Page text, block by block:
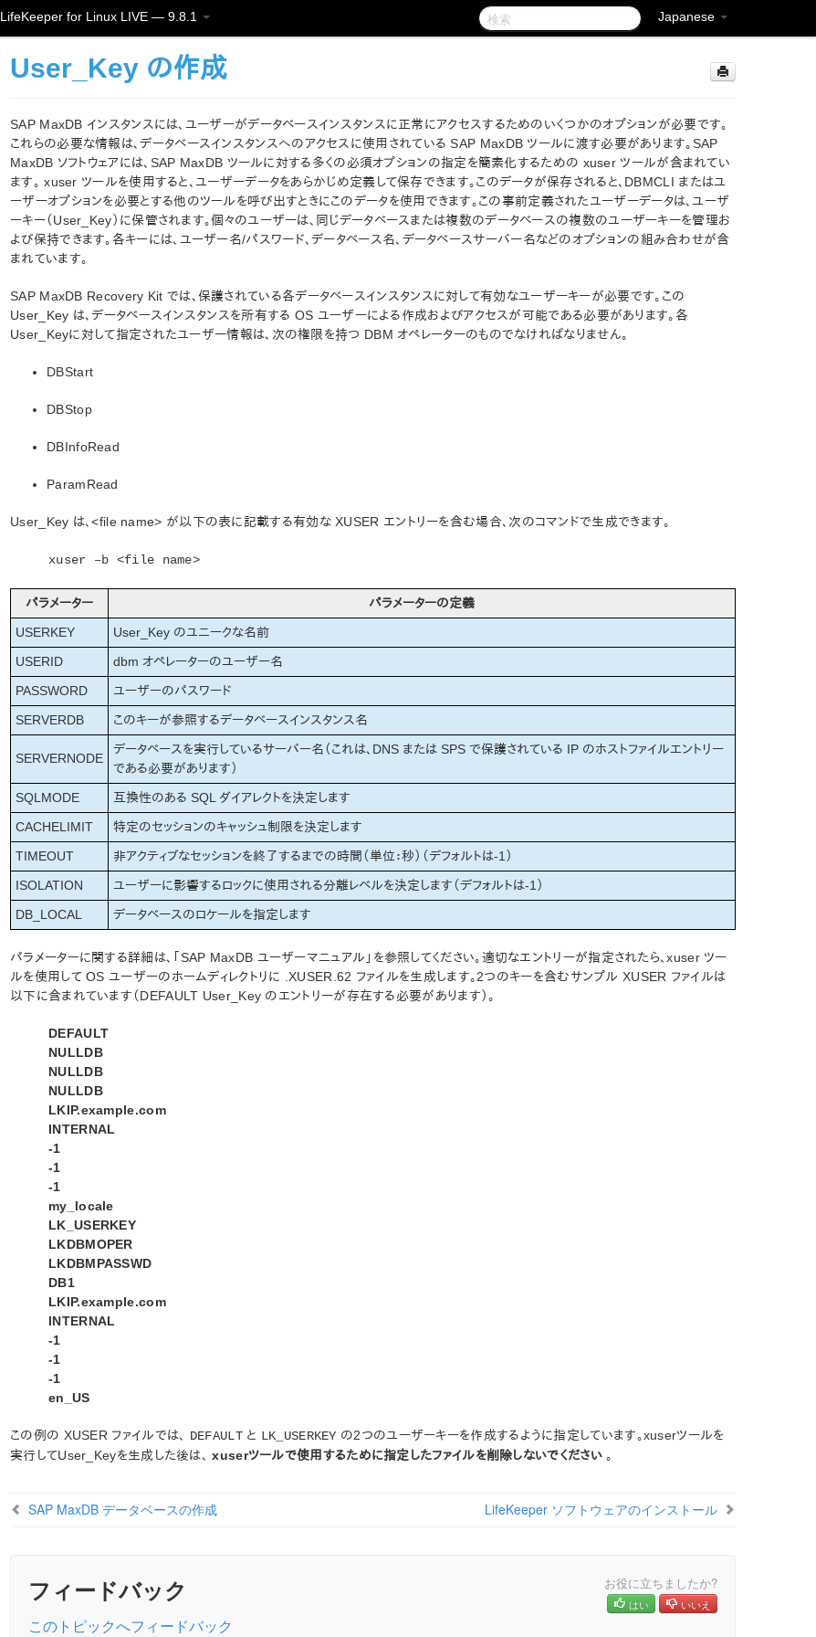
Japanese
LifeKeeper for Linux LIVE — 9.8.1
User_Key の作成
SAP MaxDB インスタンスには、ユーザーがデータベースインスタンスに正常にアクセスするためのいくつかのオプションが必要です。
これらの必要な情報は、データベースインスタンスへのアクセスに使用されている SAP MaxDB ツールに渡す必要があります。SAP
MaxDB ソフトウェアには、SAP MaxDB ツールに対する多くの必須オプションの指定を簡素化するための xuser ツールが含まれてい
ます。 xuser ツールを使用すると、ユーザーデータをあらかじめ定義して保存できます。このデータが保存されると、DBMCLI またはユ
ーザーオプションを必要とする他のツールを呼び出すときにこのデータを使用できます。この事前定義されたユーザーデータは、ユーザ
ーキー（User_Key）に保管されます。個々のユーザーは、同じデータベースまたは複数のデータベースの複数のユーザーキーを管理お
よび保持できます。各キーには、ユーザー名/パスワード、データベース名、データベースサーバー名などのオプションの組み合わせが含
まれています。
SAP MaxDB Recovery Kit では、保護されている各データベースインスタンスに対して有効なユーザーキーが必要です。この
User_Key は、データベースインスタンスを所有する OS ユーザーによる作成およびアクセスが可能である必要があります。各
User_Keyに対して指定されたユーザー情報は、次の権限を持つ DBM オペレーターのものでなければなりません。
DBStart
DBStop
DBInfoRead
ParamRead
User_Key は、<file name> が以下の表に記載する有効な XUSER エントリーを含む場合、次のコマンドで生成できます。
xuser –b <file name>
パラメーター
パラメーターの定義
USERKEY
User_Key のユニークな名前
USERID
dbm オペレーターのユーザー名
PASSWORD
ユーザーのパスワード
SERVERDB
このキーが参照するデータベースインスタンス名
SERVERNODE
データベースを実行しているサーバー名（これは、DNS または SPS で保護されている IP のホストファイルエントリー
である必要があります）
SQLMODE
互換性のある SQL ダイアレクトを決定します
CACHELIMIT
特定のセッションのキャッシュ制限を決定します
TIMEOUT
非アクティブなセッションを終了するまでの時間（単位：秒）（デフォルトは-1）
ISOLATION
ユーザーに影響するロックに使用される分離レベルを決定します（デフォルトは-1）
DB_LOCAL
データベースのロケールを指定します
パラメーターに関する詳細は、「SAP MaxDB ユーザーマニュアル」を参照してください。適切なエントリーが指定されたら、xuser ツー
ルを使用して OS ユーザーのホームディレクトリに .XUSER.62 ファイルを生成します。2つのキーを含むサンプル XUSER ファイルは
以下に含まれています（DEFAULT User_Key のエントリーが存在する必要があります）。
DEFAULT
NULLDB
NULLDB
NULLDB
LKIP.example.com
INTERNAL
-1
-1
-1
my_locale
LK_USERKEY
LKDBMOPER
LKDBMPASSWD
DB1
LKIP.example.com
INTERNAL
-1
-1
-1
en_US
この例の XUSER ファイルでは、 DEFAULTと LK_USERKEY の2つのユーザーキーを作成するように指定しています。xuserツールを
実行してUser_Keyを生成した後は、xuserツールで使用するために指定したファイルを削除しないでください。
SAP MaxDB データベースの作成 LifeKeeper ソフトウェアのインストール
フィードバック お役に立ちましたか?
はい いいえ
このトピックへフィードバック